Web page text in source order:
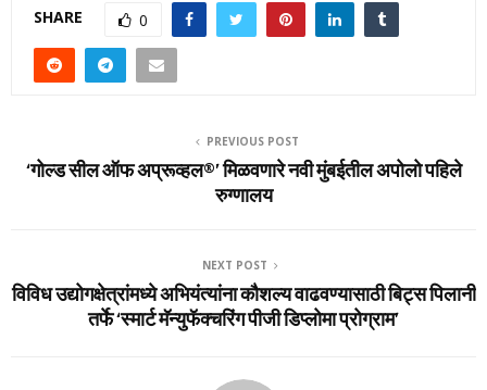
SHARE 0
PREVIOUS POST
‘गोल्ड सील ऑफ अप्रूव्हल®️’ मिळवणारे नवी मुंबईतील अपोलो पहिले
रुग्णालय
NEXT POST
विविध उद्योगक्षेत्रांमध्ये अभियंत्यांना कौशल्य वाढवण्यासाठी बिट्स पिलानी
तर्फे ‘स्मार्ट मॅन्युफॅक्चरिंग पीजी डिप्लोमा प्रोग्राम’